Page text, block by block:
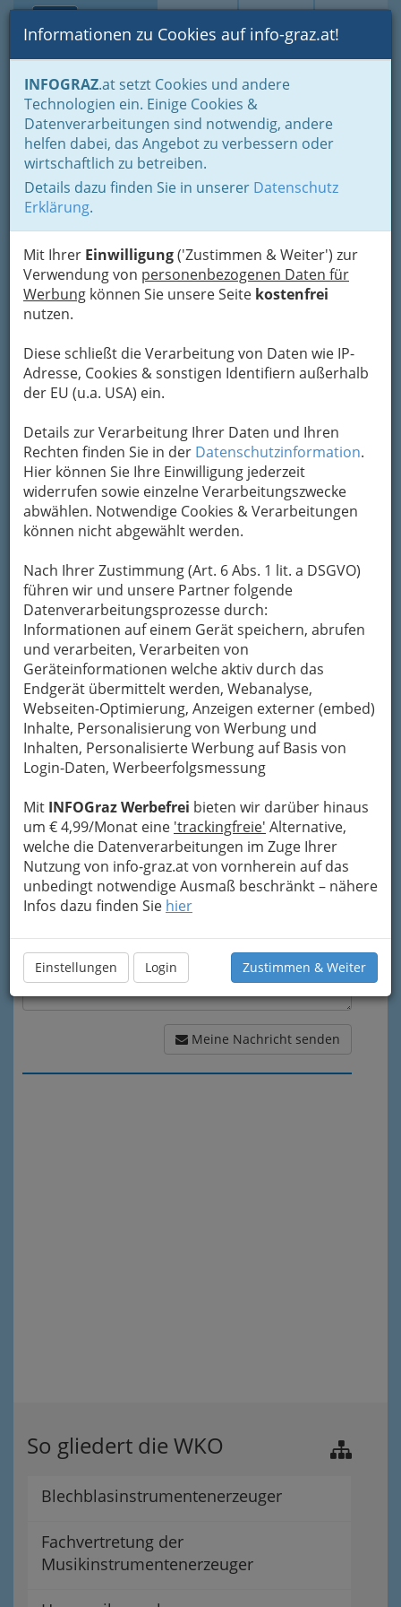
Suche Login Toggle
Informationen zu Cookies auf info-graz.at!
INFOGRAZ.at setzt Cookies und andere
Technologien ein. Einige Cookies &
Datenverarbeitungen sind notwendig, andere
helfen dabei, das Angebot zu verbessern oder
wirtschaftlich zu betreiben.
Details dazu finden Sie in unserer Datenschutz
Erklärung.
Mit Ihrer Einwilligung('Zustimmen & Weiter') zur
Verwendung von personenbezogenen Daten für
Werbung können Sie unsere Seite kostenfrei
nutzen.
Diese schließt die Verarbeitung von Daten wie IP-
Adresse, Cookies & sonstigen Identifiern außerhalb
der EU (u.a. USA) ein.
Details zur Verarbeitung Ihrer Daten und Ihren
Rechten finden Sie in der Datenschutzinformation.
Hier können Sie Ihre Einwilligung jederzeit
widerrufen sowie einzelne Verarbeitungszwecke
abwählen. Notwendige Cookies & Verarbeitungen
können nicht abgewählt werden.
Nach Ihrer Zustimmung (Art. 6 Abs. 1 lit. a DSGVO)
führen wir und unsere Partner folgende
Datenverarbeitungsprozesse durch:
Informationen auf einem Gerät speichern, abrufen
und verarbeiten, Verarbeiten von
Geräteinformationen welche aktiv durch das
Endgerät übermittelt werden, Webanalyse,
Webseiten-Optimierung, Anzeigen externer (embed)
Inhalte, Personalisierung von Werbung und
Inhalten, Personalisierte Werbung auf Basis von
Login-Daten, Werbeerfolgsmessung
Mit INFOGraz Werbefrei bieten wir darüber hinaus
um € 4,99/Monat eine 'trackingfreie' Alternative,
welche die Datenverarbeitungen im Zuge Ihrer
Nutzung von info-graz.at von vornherein auf das
unbedingt notwendige Ausmaß beschränkt – nähere
Infos dazu finden Sie hier
Einstellungen Login Zustimmen & Weiter
Home Branchen
Gewerbe, Handwerk, Banken
Gewerbe & Handwerk, Gliederung der WKO
Musikinstrumenten-Erzeuger
Streich- & Saiteninstrumentenerzeuger
Rupert Hofer Geigenbau
Leonhardstraße 36, 8010 Graz
+43 316 373 911
+43 664 401 54 25
Gutschein
Karte
Adresse mit Google Maps anschauen
Kontaktaufnahme
Um die Info-Graz Firmenvor Spam-Mails zu
bewahren, verwenden wir an dieser Stelle zur
Übermittlung Ihrer Nachricht ein sicheres
Formular. Ihre Nachricht wird nach dem
Unternehmen Rupert Hofer Geigenbau
weitergeleitet.
Mein Name
Meine Email Adresse
Mein Betreff
Meine Nachricht
Meine Nachricht senden
So gliedert die WKO
Blechblasinstrumentenerzeuger
Fachvertretung der
Musikinstrumentenerzeuger